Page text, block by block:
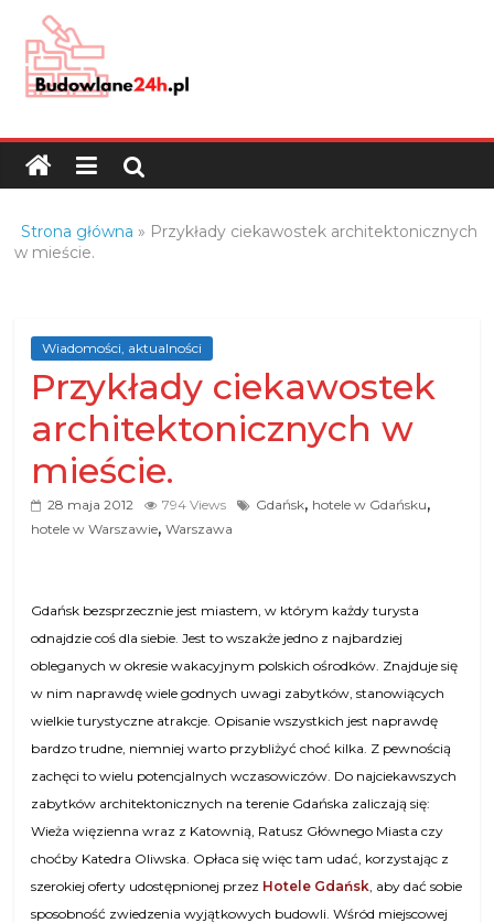
content
Budowlane24h.pl
portal
budowlany
oraz
budowlanej
Strona główna » Przykłady ciekawostek architektonicznych
w mieście.
Wiadomości, aktualności
Przykłady ciekawostek
architektonicznych w
mieście.
28 maja 2012 794 Views Gdańsk, hotele w Gdańsku,
hotele w Warszawie,Warszawa
Gdańsk bezsprzecznie jest miastem, w którym każdy turysta
odnajdzie coś dla siebie. Jest to wszakże jedno z najbardziej
obleganych w okresie wakacyjnym polskich ośrodków. Znajduje się
w nim naprawdę wiele godnych uwagi zabytków, stanowiących
wielkie turystyczne atrakcje. Opisanie wszystkich jest naprawdę
bardzo trudne, niemniej warto przybliżyć choć kilka. Z pewnością
zachęci to wielu potencjalnych wczasowiczów. Do najciekawszych
zabytków architektonicznych na terenie Gdańska zaliczają się:
Wieża więzienna wraz z Katownią, Ratusz Głównego Miasta czy
choćby Katedra Oliwska. Opłaca się więc tam udać, korzystając z
szerokiej oferty udostępnionej przez Hotele Gdańsk, aby dać sobie
sposobność zwiedzenia wyjątkowych budowli. Wśród miejscowej